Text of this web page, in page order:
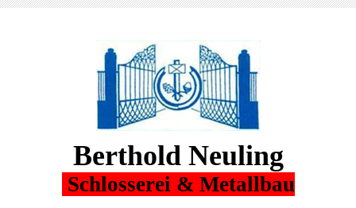
Berthold Neuling
Schlosserei & Metallbau